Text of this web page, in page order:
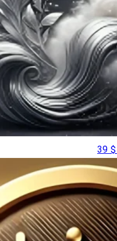
قیمت
اصلی
$ 150
بود.
$
39
قیمت
فعلی
$ 39
است.